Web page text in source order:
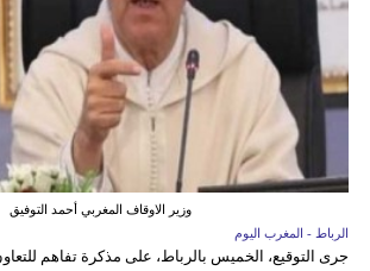
وزير الاوقاف المغربي أحمد التوفيق
الرباط - المغرب اليوم
جرى التوقيع، الخميس بالرباط، على مذكرة تفاهم